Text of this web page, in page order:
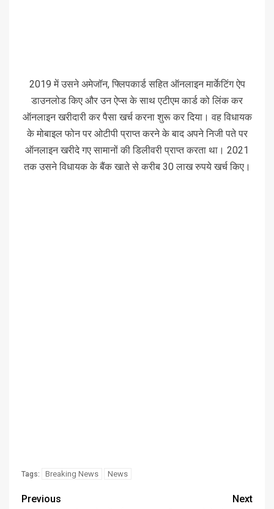
2019 में उसने अमेजॉन, फ्लिपकार्ड सहित ऑनलाइन मार्केटिंग ऐप
डाउनलोड किए और उन ऐप्स के साथ एटीएम कार्ड को लिंक कर
ऑनलाइन खरीदारी कर पैसा खर्च करना शुरू कर दिया। वह विधायक
के मोबाइल फोन पर ओटीपी प्राप्त करने के बाद अपने निजी पते पर
ऑनलाइन खरीदे गए सामानों की डिलीवरी प्राप्त करता था। 2021
तक उसने विधायक के बैंक खाते से करीब 30 लाख रुपये खर्च किए।
Tags: Breaking News News
Previous
Next